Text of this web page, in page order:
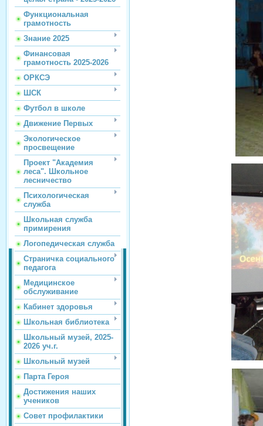
Функциональная
грамотность
Знание 2025
Финансовая
грамотность 2025-2026
ОРКСЭ
ШСК
Футбол в школе
Движение Первых
Экологическое
просвещение
Проект "Академия
леса". Школьное
лесничество
Психологическая
служба
Школьная служба
примирения
Логопедическая служба
Страничка социального
педагога
Медицинское
обслуживание
Кабинет здоровья
Школьная библиотека
Школьный музей, 2025-
2026 уч.г.
Школьный музей
Парта Героя
Достижения наших
учеников
Совет профилактики